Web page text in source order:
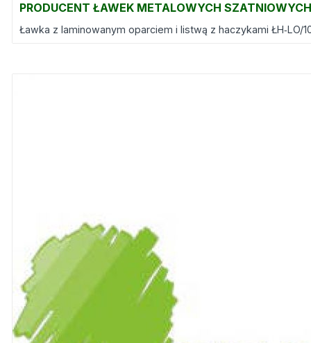
PRODUCENT ŁAWEK METALOWYCH SZATNIOWYCH
Ławka z laminowanym oparciem i listwą z haczykami ŁH‑LO/